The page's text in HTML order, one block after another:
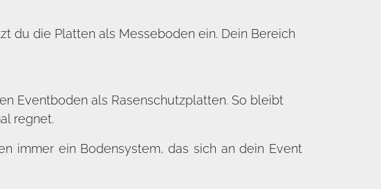
du die Platten als Messeboden ein. Dein Bereich
Eventboden als Rasenschutzplatten. So bleibt
regnet.
immer ein Bodensystem, das sich an dein Event